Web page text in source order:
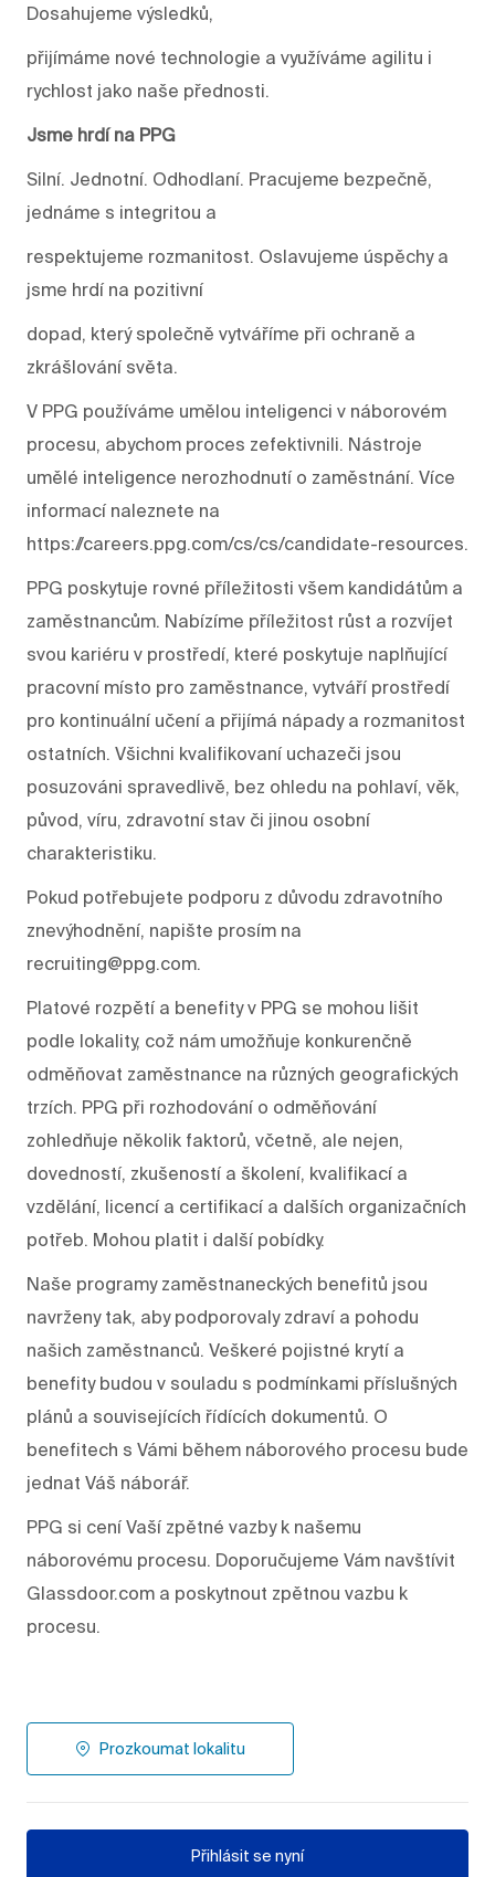
Dosahujeme výsledků,
přijímáme nové technologie a využíváme agilitu i
rychlost jako naše přednosti.
Jsme hrdí na PPG
Silní. Jednotní. Odhodlaní. Pracujeme bezpečně,
jednáme s integritou a
respektujeme rozmanitost. Oslavujeme úspěchy a
jsme hrdí na pozitivní
dopad, který společně vytváříme při ochraně a
zkrášlování světa.
V PPG používáme umělou inteligenci v náborovém
procesu, abychom proces zefektivnili. Nástroje
umělé inteligence nerozhodnutí o zaměstnání. Více
informací naleznete na
https://careers.ppg.com/cs/cs/candidate-resources.
PPG poskytuje rovné příležitosti všem kandidátům a
zaměstnancům. Nabízíme příležitost růst a rozvíjet
svou kariéru v prostředí, které poskytuje naplňující
pracovní místo pro zaměstnance, vytváří prostředí
pro kontinuální učení a přijímá nápady a rozmanitost
ostatních. Všichni kvalifikovaní uchazeči jsou
posuzováni spravedlivě, bez ohledu na pohlaví, věk,
původ, víru, zdravotní stav či jinou osobní
charakteristiku.
Pokud potřebujete podporu z důvodu zdravotního
znevýhodnění, napište prosím na
recruiting@ppg.com.
Platové rozpětí a benefity v PPG se mohou lišit
podle lokality, což nám umožňuje konkurenčně
odměňovat zaměstnance na různých geografických
trzích. PPG při rozhodování o odměňování
zohledňuje několik faktorů, včetně, ale nejen,
dovedností, zkušeností a školení, kvalifikací a
vzdělání, licencí a certifikací a dalších organizačních
potřeb. Mohou platit i další pobídky.
Naše programy zaměstnaneckých benefitů jsou
navrženy tak, aby podporovaly zdraví a pohodu
našich zaměstnanců. Veškeré pojistné krytí a
benefity budou v souladu s podmínkami příslušných
plánů a souvisejících řídících dokumentů. O
benefitech s Vámi během náborového procesu bude
jednat Váš náborář.
PPG si cení Vaší zpětné vazby k našemu
náborovému procesu. Doporučujeme Vám navštívit
Glassdoor.com a poskytnout zpětnou vazbu k
procesu.
Prozkoumat lokalitu
Přihlásit se nyní